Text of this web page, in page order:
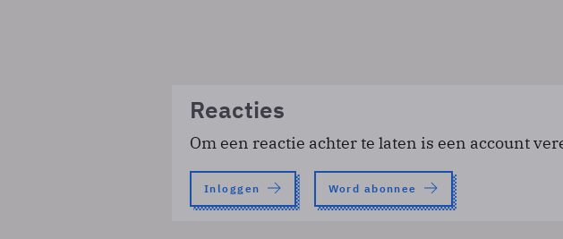
Reacties
Om een reactie achter te laten is een account
Inloggen Word abonnee